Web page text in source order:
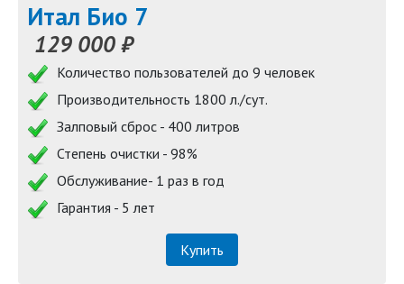
Итал Био 7
129 000 ₽
Количество пользователей до 9 человек
Производительность 1800 л./сут.
Залповый сброс - 400 литров
Степень очистки - 98%
Обслуживание- 1 раз в год
Гарантия - 5 лет
Купить